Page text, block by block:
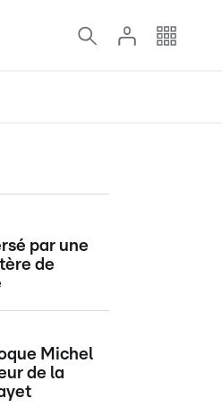
par une
de
Michel
de la